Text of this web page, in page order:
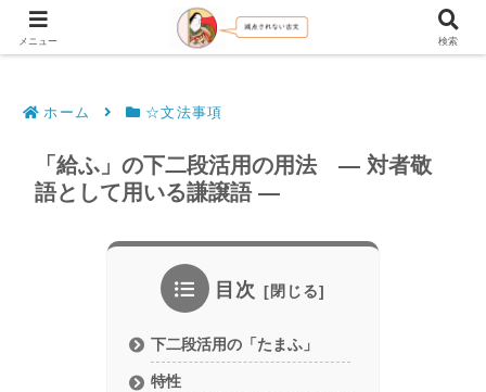
文法解説・逐語訳（現代語訳・口語訳）
ホーム ☆文法事項
「給ふ」の下二段活用の用法 ― 対者敬
語として用いる謙譲語 ―
目次
下二段活用の「たまふ」
特性
メニュー 検索